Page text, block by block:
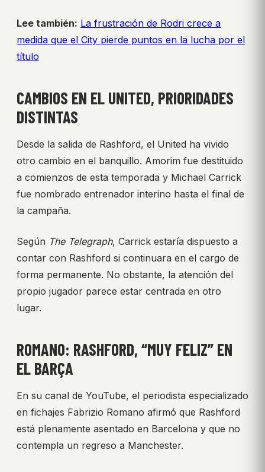
Lee también: La frustración de Rodri crece a
medida que el City pierde puntos en la lucha por el
título
CAMBIOS EN EL UNITED, PRIORIDADES
DISTINTAS
Desde la salida de Rashford, el United ha vivido
otro cambio en el banquillo. Amorim fue destituido
a comienzos de esta temporada y Michael Carrick
fue nombrado entrenador interino hasta el final de
la campaña.
Según The Telegraph, Carrick estaría dispuesto a
contar con Rashford si continuara en el cargo de
forma permanente. No obstante, la atención del
propio jugador parece estar centrada en otro
lugar.
ROMANO: RASHFORD, “MUY FELIZ” EN
EL BARÇA
En su canal de YouTube, el periodista especializado
en fichajes Fabrizio Romano afirmó que Rashford
está plenamente asentado en Barcelona y que no
contempla un regreso a Manchester.